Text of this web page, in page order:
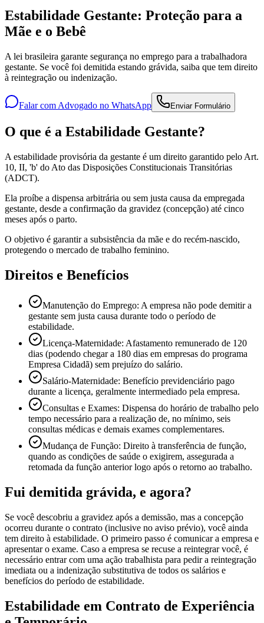
Estabilidade Gestante: Proteção para a
Mãe e o Bebê
A lei brasileira garante segurança no emprego para a trabalhadora
gestante. Se você foi demitida estando grávida, saiba que tem direito
à reintegração ou indenização.
Falar com Advogado no WhatsApp Enviar Formulário
O que é a Estabilidade Gestante?
A estabilidade provisória da gestante é um direito garantido pelo Art.
10, II, 'b' do Ato das Disposições Constitucionais Transitórias
(ADCT).
Ela proíbe a dispensa arbitrária ou sem justa causa da empregada
gestante, desde a confirmação da gravidez (concepção) até cinco
meses após o parto.
O objetivo é garantir a subsistência da mãe e do recém-nascido,
protegendo o mercado de trabalho feminino.
Direitos e Benefícios
Manutenção do Emprego: A empresa não pode demitir a
gestante sem justa causa durante todo o período de
estabilidade.
Licença-Maternidade: Afastamento remunerado de 120
dias (podendo chegar a 180 dias em empresas do programa
Empresa Cidadã) sem prejuízo do salário.
Salário-Maternidade: Benefício previdenciário pago
durante a licença, geralmente intermediado pela empresa.
Consultas e Exames: Dispensa do horário de trabalho pelo
tempo necessário para a realização de, no mínimo, seis
consultas médicas e demais exames complementares.
Mudança de Função: Direito à transferência de função,
quando as condições de saúde o exigirem, assegurada a
retomada da função anterior logo após o retorno ao trabalho.
Fui demitida grávida, e agora?
Se você descobriu a gravidez após a demissão, mas a concepção
ocorreu durante o contrato (inclusive no aviso prévio), você ainda
tem direito à estabilidade. O primeiro passo é comunicar a empresa e
apresentar o exame. Caso a empresa se recuse a reintegrar você, é
necessário entrar com uma ação trabalhista para pedir a reintegração
imediata ou a indenização substitutiva de todos os salários e
benefícios do período de estabilidade.
Estabilidade em Contrato de Experiência